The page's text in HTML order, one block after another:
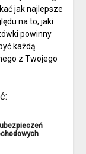
jak najlepsze
na to, jaki
powinny
każdą
z Twojego